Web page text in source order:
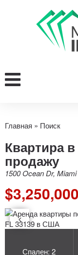
Главная » Поиск
Квартира
продажу
1500 Ocean Dr,
$3,250,000
Спален: 2